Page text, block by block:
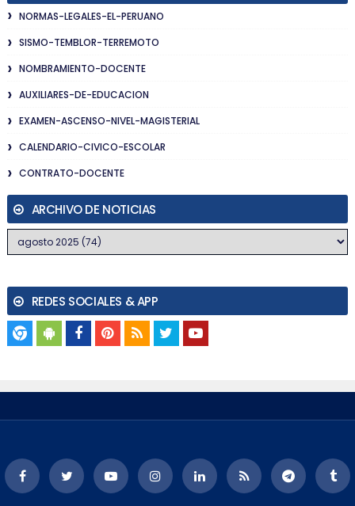
NORMAS-LEGALES-EL-PERUANO
SISMO-TEMBLOR-TERREMOTO
NOMBRAMIENTO-DOCENTE
AUXILIARES-DE-EDUCACION
EXAMEN-ASCENSO-NIVEL-MAGISTERIAL
CALENDARIO-CIVICO-ESCOLAR
CONTRATO-DOCENTE
ARCHIVO DE NOTICIAS
REDES SOCIALES & APP